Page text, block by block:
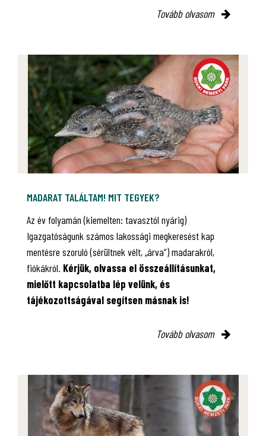
Tovább olvasom
MADARAT TALÁLTAM! MIT TEGYEK?
Az év folyamán (kiemelten: tavasztól nyárig)
Igazgatóságunk számos lakossági megkeresést kap
mentésre szoruló (sérültnek vélt, „árva”) madarakról,
fiókákról. Kérjük, olvassa el összeállításunkat,
mielőtt kapcsolatba lép velünk, és
tájékozottságával segítsen másnak is!
Tovább olvasom